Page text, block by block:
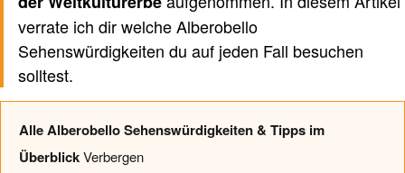
verrate ich dir welche Alberobello
Sehenswürdigkeiten du auf jeden Fall besuchen
solltest.
Alle Alberobello Sehenswürdigkeiten & Tipps im
ÜberblickVerbergen